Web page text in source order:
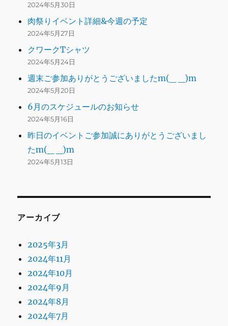
2024年5月30日
肉祭りイベント詳細&今週の予定
2024年5月27日
クワークTシャツ
2024年5月24日
週末ご参加ありがとうございましたm(_ _)m
2024年5月20日
6月のスケジュールのお知らせ
2024年5月16日
昨日のイベントご参加誠にありがとうございまし
たm(_ _)m
2024年5月13日
アーカイブ
2025年3月
2024年11月
2024年10月
2024年9月
2024年8月
2024年7月